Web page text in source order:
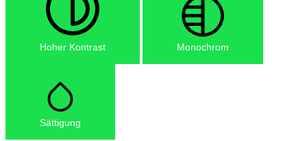
Hoher Kontrast Monochrom
Sättigung